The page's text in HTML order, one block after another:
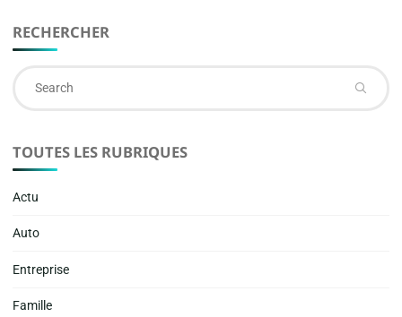
RECHERCHER
TOUTES LES RUBRIQUES
Actu
Auto
Entreprise
Famille